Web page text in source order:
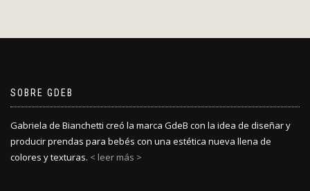
SOBRE GDEB
Gabriela de Bianchetti creó la marca GdeB con la idea de diseñar y
producir prendas para bebés con una estética nueva llena de
colores y texturas. < leer más >